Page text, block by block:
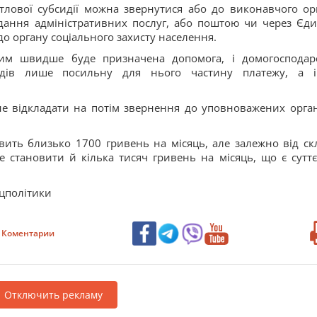
субсидії можна звернутися або до виконавчого
адміністративних послуг, або поштою чи через
соціального захисту населення.
швидше буде призначена допомога, і
лише посильну для нього частину платежу, а
відкладати на потім звернення до уповноважених
близько 1700 гривень на місяць, але залежно від
й кілька тисяч гривень на місяць, що є
Коментарии
Отключить рекламу